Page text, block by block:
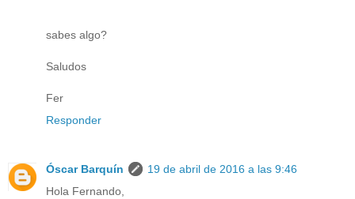
sabes algo?
Saludos
Fer
Responder
Óscar Barquín
19 de abril de 2016 a las 9:46
Hola Fernando,